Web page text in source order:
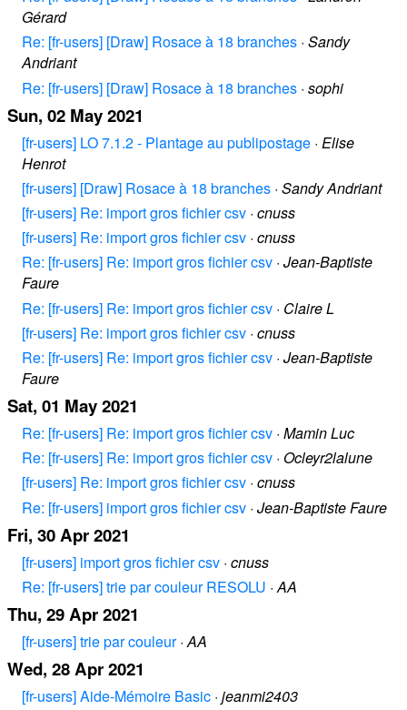
Gérard
Re: [fr-users] [Draw] Rosace à 18 branches · Sandy
Andriant
Re: [fr-users] [Draw] Rosace à 18 branches · sophi
Sun, 02 May 2021
[fr-users] LO 7.1.2 - Plantage au publipostage · Elise
Henrot
[fr-users] [Draw] Rosace à 18 branches · Sandy Andriant
[fr-users] Re: import gros fichier csv · cnuss
[fr-users] Re: import gros fichier csv · cnuss
Re: [fr-users] Re: import gros fichier csv · Jean-Baptiste
Faure
Re: [fr-users] Re: import gros fichier csv · Claire L
[fr-users] Re: import gros fichier csv · cnuss
Re: [fr-users] Re: import gros fichier csv · Jean-Baptiste
Faure
Sat, 01 May 2021
Re: [fr-users] Re: import gros fichier csv · Mamin Luc
Re: [fr-users] Re: import gros fichier csv · Ocleyr2lalune
[fr-users] Re: import gros fichier csv · cnuss
Re: [fr-users] import gros fichier csv · Jean-Baptiste Faure
Fri, 30 Apr 2021
[fr-users] import gros fichier csv · cnuss
Re: [fr-users] trie par couleur RESOLU ·AA
Thu, 29 Apr 2021
[fr-users] trie par couleur·AA
Wed, 28 Apr 2021
[fr-users] Aide-Mémoire Basic · jeanmi2403